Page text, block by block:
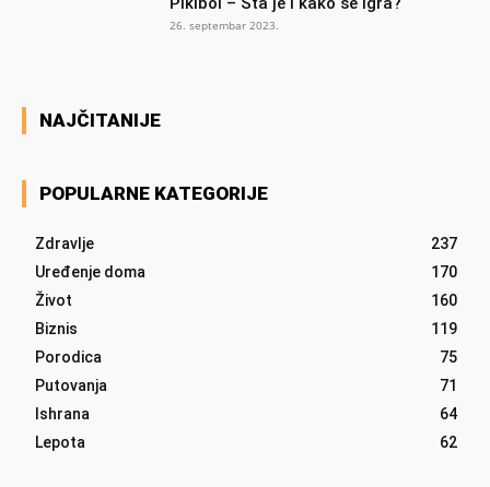
26. septembar 2023.
NAJČITANIJE
POPULARNE KATEGORIJE
Zdravlje
237
Uređenje doma
170
Život
160
Biznis
119
Porodica
75
Putovanja
71
Ishrana
64
Lepota
62